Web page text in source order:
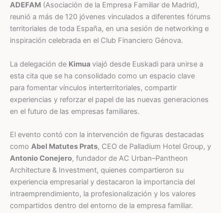
ADEFAM (Asociación de la Empresa Familiar de Madrid),
reunió a más de 120 jóvenes vinculados a diferentes fórums
territoriales de toda España, en una sesión de networking e
inspiración celebrada en el Club Financiero Génova.
La delegación de Kimua viajó desde Euskadi para unirse a
esta cita que se ha consolidado como un espacio clave
para fomentar vínculos interterritoriales, compartir
experiencias y reforzar el papel de las nuevas generaciones
en el futuro de las empresas familiares.
El evento contó con la intervención de figuras destacadas
como Abel Matutes Prats, CEO de Palladium Hotel Group, y
Antonio Conejero, fundador de AC Urban–Pantheon
Architecture & Investment, quienes compartieron su
experiencia empresarial y destacaron la importancia del
intraemprendimiento, la profesionalización y los valores
compartidos dentro del entorno de la empresa familiar.